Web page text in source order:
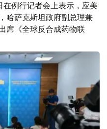
在例行记者会上表示，应美
哈萨克斯坦政府副总理兼
席《全球反合成药物联